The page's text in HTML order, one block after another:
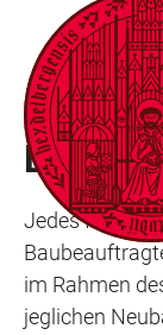
LINKS
ZUR
ZUM
HAUPTINHALT
ÖFFNEN
ÖFFNEN
BAU
Jedes Institut
im Rahmen
jeglichen